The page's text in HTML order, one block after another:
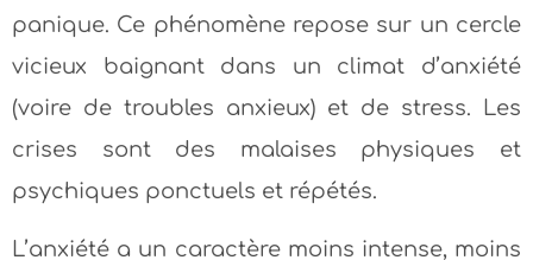
panique. Ce phénomène repose sur un cercle
vicieux baignant dans un climat d’anxiété
(voire de troubles anxieux) et de stress. Les
crises sont des malaises physiques et
psychiques ponctuels et répétés.
L’anxiété a un caractère moins intense, moins